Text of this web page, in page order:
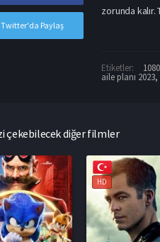
Twitter'da Paylaş
zorunda kalır.
Etiketler:
aile planı 2023,
çekebilecek diğer filmler
HD